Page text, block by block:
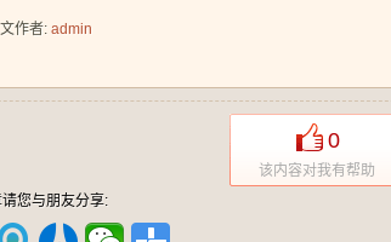
作者: admin
0
该内容对我有帮助
您与朋友分享: